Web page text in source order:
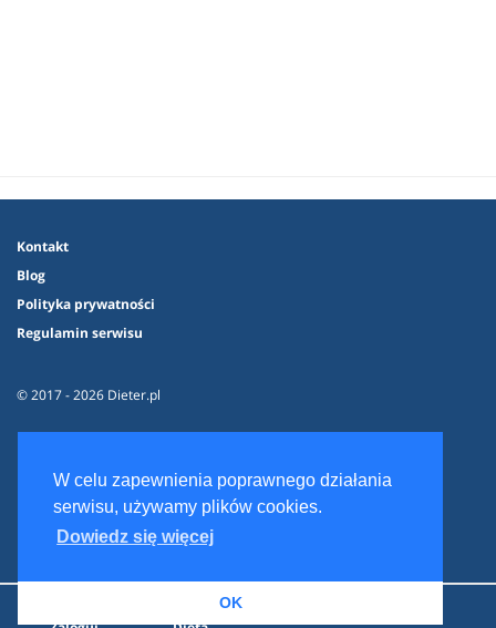
W celu zapewnienia poprawnego działania
serwisu, używamy plików cookies.
Dowiedz się więcej
OK
Kontakt
Blog
Polityka prywatności
Regulamin serwisu
© 2017 - 2026 Dieter.pl